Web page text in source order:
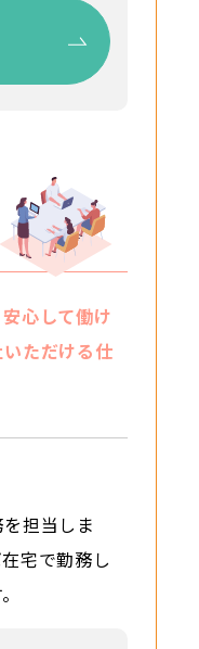
心して働け
ただける仕
担当しま
宅で勤務し